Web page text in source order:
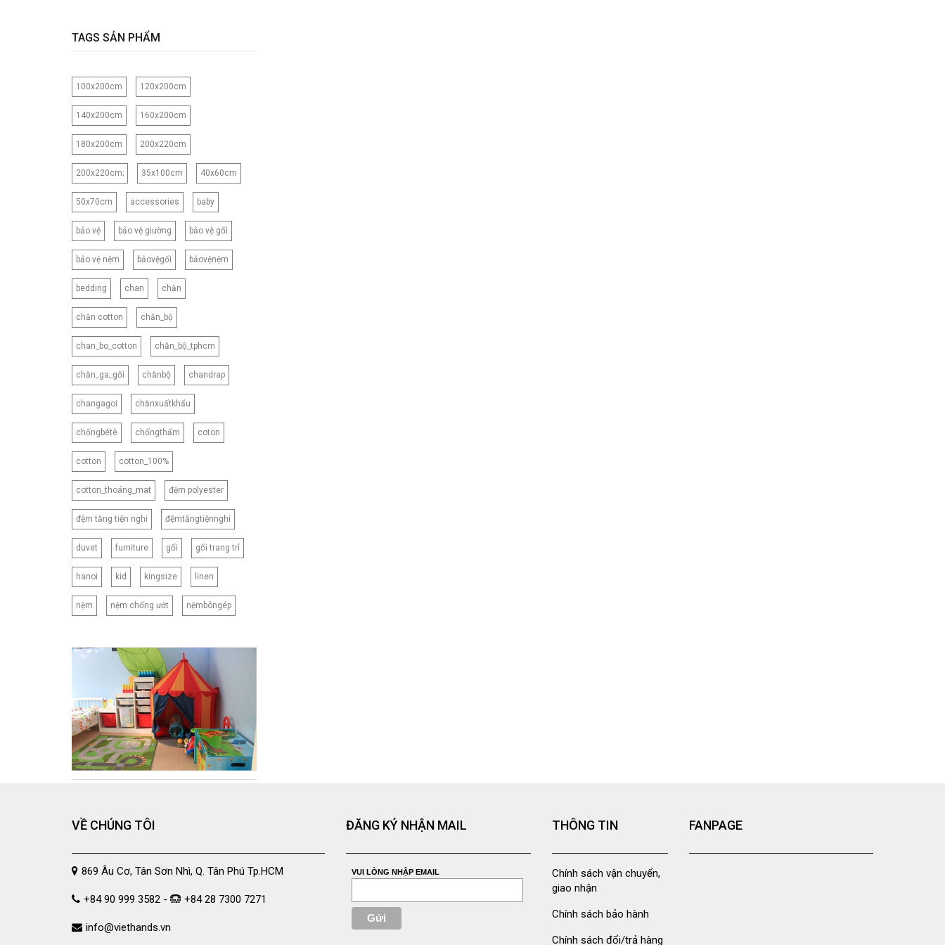
120X150CM
120X200CM
130X160CM
130X180CM
135X200CM
140X200CM
150X200CM
150X210CM
160X200CM
160X210CM
165CM
173X218CM
180X200CM
180X220CM
180X230CM
180X260CM
200X210CM
200X220CM
200X230CM
210X230CM
210X240CM
210X250CM
220X240CM
230X245CM
230X250CM
CNB2
CNB3
TAGS SẢN PHẨM
100x200cm 120x200cm
140x200cm 160x200cm
180x200cm 200x220cm
200x220cm; 35x100cm 40x60cm
50x70cm accessories baby
bảo vệ bảo vệ giường bảo vệ gối
bảo vệ nệm bảovệgối bảovệnệm
bedding chan chăn
chăn cotton chăn_bộ
chan_bo_cotton chăn_bộ_tphcm
chăn_ga_gối chănbộ chandrap
changagoi chănxuấtkhẩu
chốngbétè chốngthấm coton
cotton cotton_100%
cotton_thoáng_mat đệm polyester
đệm tăng tiện nghi đệmtăngtiệnnghi
duvet furniture gối gối trang trí
hanoi kid kingsize linen
nệm nệm chống ướt nệmbôngép
VỀ CHÚNG TÔI
869 Âu Cơ, Tân Sơn Nhì, Q. Tân Phú Tp.HCM
+84 90 999 3582 - +84 28 7300 7271
info@viethands.vn
ĐĂNG KÝ NHẬN MAIL
VUI LÒNG NHẬP EMAIL
THÔNG TIN
Chính sách vận chuyển,
giao nhận
Chính sách bảo hành
Chính sách đổi/trả hàng
FANPAGE